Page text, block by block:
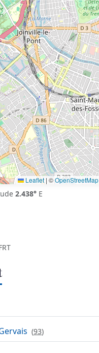
Leaflet | ©OpenStreetMap
2.438° E
(93)